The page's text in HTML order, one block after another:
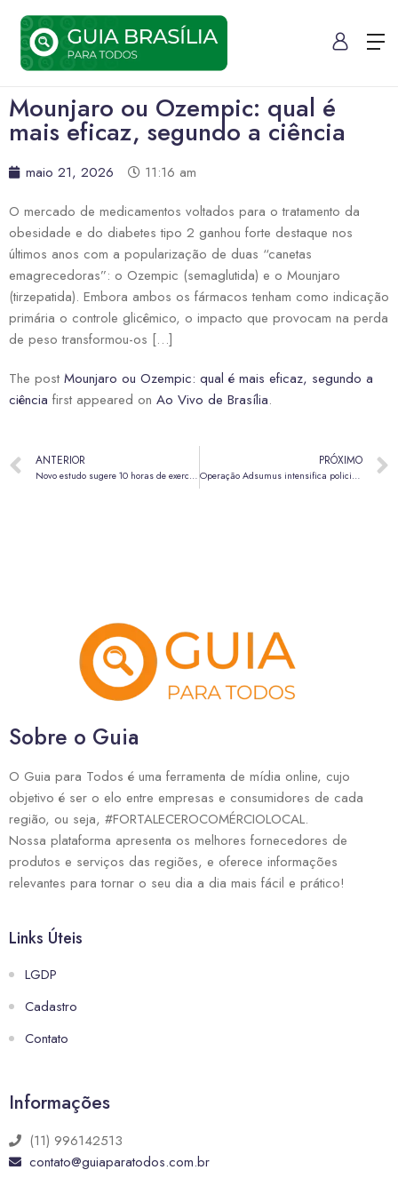
Mounjaro ou Ozempic: qual é
mais eficaz, segundo a ciência
maio 21, 2026
11:16 am
O mercado de medicamentos voltados para o tratamento da
obesidade e do diabetes tipo 2 ganhou forte destaque nos
últimos anos com a popularização de duas “canetas
emagrecedoras”: o Ozempic (semaglutida) e o Mounjaro
(tirzepatida). Embora ambos os fármacos tenham como indicação
primária o controle glicêmico, o impacto que provocam na perda
de peso transformou-os […]
The post Mounjaro ou Ozempic: qual é mais eficaz, segundo a
ciência first appeared on Ao Vivo de Brasília.
ANTERIOR
Novo estudo sugere 10 horas de exercício semanal para proteger o coração
PRÓXIMO
Operação Adsumus intensifica policiamento em Samambaia para combater a criminalidade
Sobre o Guia
O Guia para Todos é uma ferramenta de mídia online, cujo
objetivo é ser o elo entre empresas e consumidores de cada
região, ou seja, #FORTALECEROCOMÉRCIOLOCAL.
Nossa plataforma apresenta os melhores fornecedores de
produtos e serviços das regiões, e oferece informações
relevantes para tornar o seu dia a dia mais fácil e prático!
Links Úteis
LGDP
Cadastro
Contato
Informações
(11) 996142513
contato@guiaparatodos.com.br